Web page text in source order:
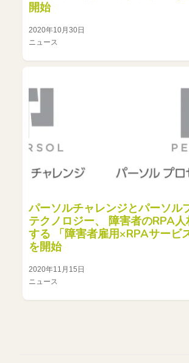
開始
2020年10月30日
ニュース
パーソルチャレンジとパーソル
テクノロジー、 障害者のRPA
する 「障害者雇用×RPAサービ
を開始
2020年11月15日
ニュース